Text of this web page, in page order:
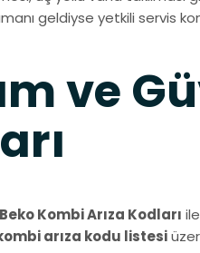
geldiyse yetkili servis
ve
Beko Kombi Arıza Kodları
arıza kodu listesi